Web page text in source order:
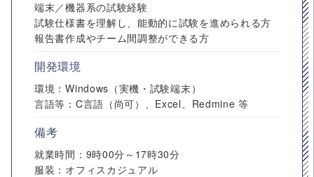
端末／機器系の試験経験
試験仕様書を理解し、能動的に試験を進められる方
報告書作成やチーム間調整ができる方
開発環境
環境：Windows（実機・試験端末）
言語等：C言語（尚可）、Excel、Redmine 等
備考
就業時間：9時00分～17時30分
服装：オフィスカジュアル